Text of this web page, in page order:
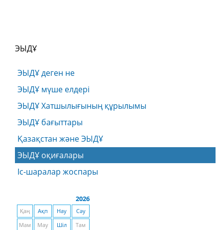
ЭЫДҰ
ЭЫДҰ деген не
ЭЫДҰ мүше елдері
ЭЫДҰ Хатшылығының құрылымы
ЭЫДҰ бағыттары
Қазақстан және ЭЫДҰ
ЭЫДҰ оқиғалары
Іс-шаралар жоспары
2026
Қаң Ақп Нау
Сәу
Мам
Мау Шіл Там